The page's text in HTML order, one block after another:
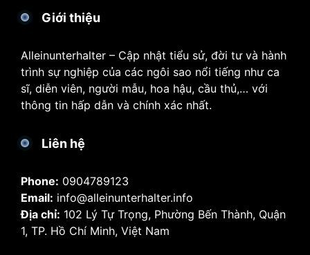
Giới thiệu
Alleinunterhalter – Cập nhật tiểu sử, đời tư và hành
trình sự nghiệp của các ngôi sao nổi tiếng như ca
sĩ, diễn viên, người mẫu, hoa hậu, cầu thủ,… với
thông tin hấp dẫn và chính xác nhất.
Liên hệ
Phone: 0904789123
Email: info@alleinunterhalter.info
Địa chỉ: 102 Lý Tự Trọng, Phường Bến Thành, Quận
1, TP. Hồ Chí Minh, Việt Nam